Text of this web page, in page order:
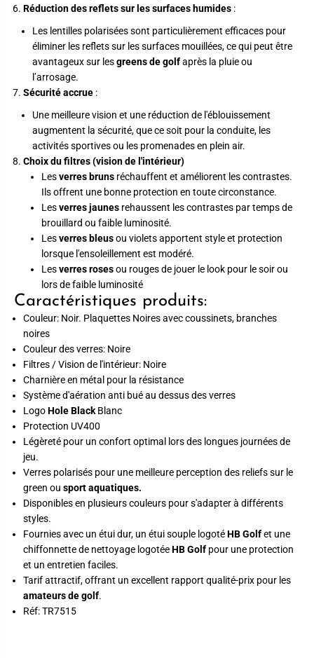
Réduction des reflets sur les surfaces humides :
Les lentilles polarisées sont particulièrement efficaces pour
éliminer les reflets sur les surfaces mouillées, ce qui peut être
avantageux sur lesgreens de golfaprès la pluie ou
l’arrosage.
Sécurité accrue :
Une meilleure vision et une réduction de l'éblouissement
augmentent la sécurité, que ce soit pour la conduite, les
activités sportives ou les promenades en plein air.
Choixdu filtres (vision de l'intérieur)
Lesverres bruns réchauffent et améliorent les contrastes.
Ils offrent une bonne protection en toute circonstance.
Lesverres jaunes rehaussent les contrastes par temps de
brouillard ou faible luminosité.
Lesverres bleusou violets apportent style et protection
lorsque l'ensoleillement est modéré.
Lesverres rosesou rouges de jouer le look pour le soir ou
lors de faible luminosité
Caractéristiques produits:
Couleur: Noir. Plaquettes Noires avec coussinets, branches
noires
Couleur des verres: Noire
Filtres / Vision de l'intérieur: Noire
Charnière en métal pour la résistance
Système d'aération anti bué au dessus des verres
LogoHole Black Blanc
Protection UV400
Légèreté pour un confort optimal lors des longues journées de
jeu.
Verres polarisés pour une meilleure perception des reliefs sur le
green ou sport aquatiques.
Disponibles en plusieurs couleurs pour s'adapter à différents
styles.
Fournies avec un étui dur, un étui souple logotéHB Golfet une
chiffonnette de nettoyage logotéeHB Golf pour une protection
et un entretien faciles.
Tarif attractif, offrant un excellent rapport qualité-prix pour les
amateurs de golf.
Réf: TR7515